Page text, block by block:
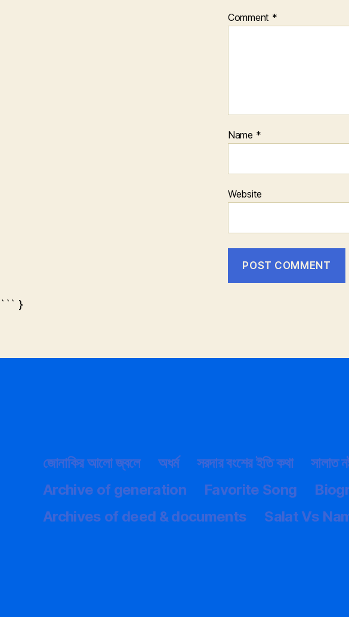
Comment *
Name *
Website
``` }
জোনাকির আলো জ্বলে অধর্ম সরদার বংশের ইতি কথা সালাত
Archive of generation
Favorite Song
Archives of deed & documents
Salat Vs